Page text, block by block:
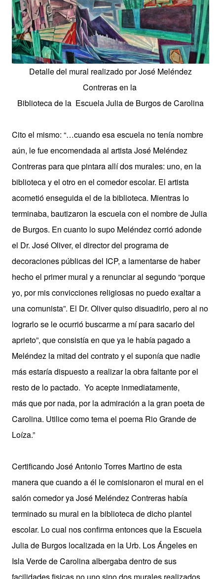
Detalle del mural realizado por José Meléndez
Contreras en la
Biblioteca de la EscuelaJulia de Burgos de Carolina
Cito el mismo: “…cuando esa escuela no tenía nombre
aún, le fue encomendada al artista José Meléndez
Contreras para que pintara allí dos murales: uno, en la
biblioteca y el otro en el comedor escolar. El artista
acometió enseguida el de la biblioteca. Mientras lo
terminaba, bautizaron la escuela con el nombre de Julia
de Burgos. En cuanto lo supo Meléndez corrió adonde
el Dr. José Oliver, el director del programa de
decoraciones públicas del ICP, a lamentarse de haber
hecho el primer mural y a renunciar al segundo “porque
yo, por mis convicciones religiosas no puedo exaltar a
una comunista”. El Dr. Oliver quiso disuadirlo, pero al no
lograrlo se le ocurrió buscarme a mí para sacarlo del
aprieto”, que consistía en que ya le había pagado a
Meléndez la mitad del contrato y el suponía que nadie
más estaría dispuesto a realizar la obra faltante por el
resto de lo pactado. Yo acepte inmediatamente,
más que por nada, por la admiración a la gran poeta de
Carolina. Utilice como tema el poema Rio Grande de
Loíza.”
Certificando José Antonio Torres Martino de esta
manera que cuando a él le comisionaron el mural en el
salón comedor ya José Meléndez Contreras había
terminado su mural en la biblioteca de dicho plantel
escolar. Lo cual nos confirma entonces que la Escuela
Julia de Burgos localizada en la Urb. Los Ángeles en
Isla Verde de Carolina albergaba dentro de sus
facilidades fisicas no uno sino dos murales realizados